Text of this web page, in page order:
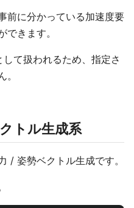
前に分かっている加速度要
きます。
して扱われるため、指定さ
トル生成系
/ 姿勢ベクトル生成です。